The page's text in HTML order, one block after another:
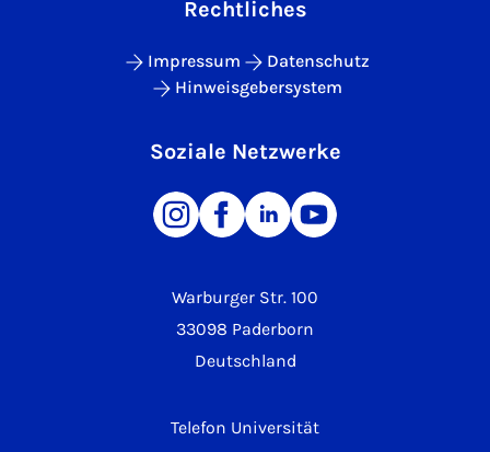
Warburger Str. 100
33098 Paderborn
Deutschland
Telefon Universität
Rechtliches
Impressum
Datenschutz
Hinweisgebersystem
Soziale Netzwerke